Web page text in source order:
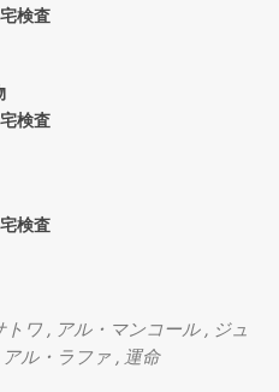
検査
検査
検査
トワ , アル・マンコール, ジュ
アル・ラファ , 運命